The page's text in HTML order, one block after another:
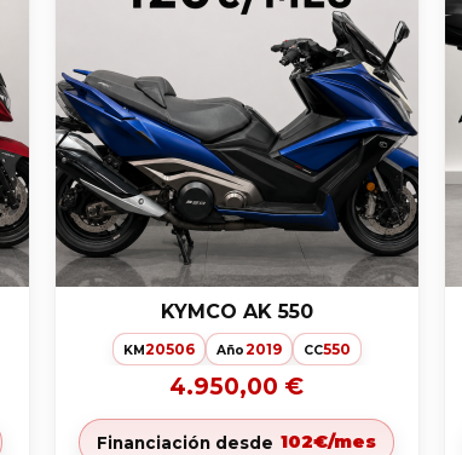
KYMCO AK 550
KM20506 Año2019 CC550
4.950,00 €
Financiación desde 102€/mes